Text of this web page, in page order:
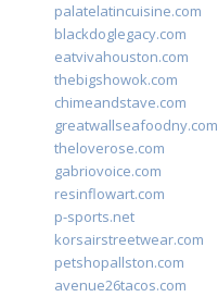
palatelatincuisine.com
blackdoglegacy.com
eatvivahouston.com
thebigshowok.com
chimeandstave.com
greatwallseafoodny.com
theloverose.com
gabriovoice.com
resinflowart.com
p-sports.net
korsairstreetwear.com
petshopallston.com
avenue26tacos.com